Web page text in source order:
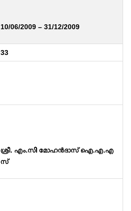
10/06/2009 – 31/12/2009
33
ശ്രീ. എം.സി മോഹൻദാസ് ഐ.എ.എ
സ്